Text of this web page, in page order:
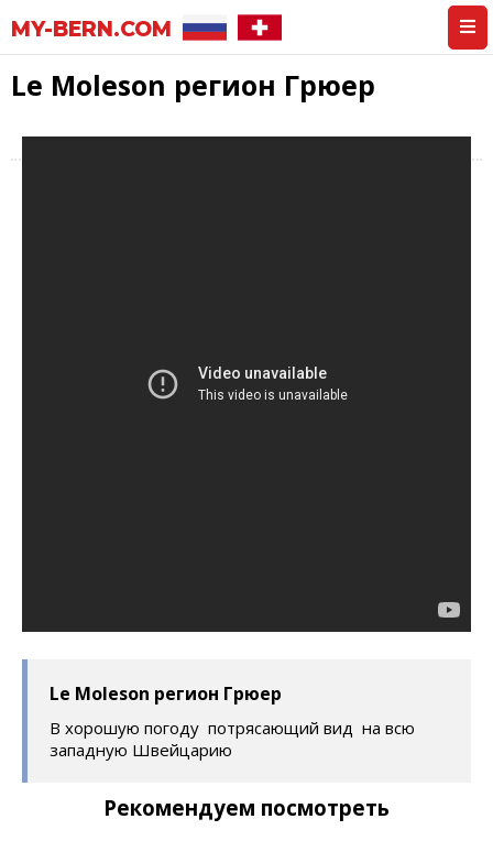
MY-BERN.COM
Le Moleson регион Грюер
Le Moleson регион Грюер
В хорошую погоду потрясающий вид на всю
западную Швейцарию
Рекомендуем посмотреть